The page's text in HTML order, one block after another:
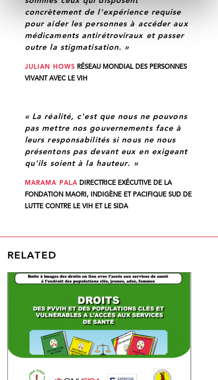
concrètement de l'expérience requise
pour aider les personnes à accéder aux
médicaments antirétroviraux et passer
outre la stigmatisation. »
JULIAN HOWS
RÉSEAU MONDIAL DES PERSONNES
VIVANT AVEC LE VIH
« La réalité, c'est que nous ne pouvons
pas mettre nos gouvernements face à
leurs responsabilités si nous ne nous
présentons pas devant eux en exigeant
qu'ils soient à la hauteur. »
MARAMA PALA DIRECTRICE EXÉCUTIVE DE LA
FONDATION MAORI, INDIGÈNE ET PACIFIQUE SUD DE
LUTTE CONTRE LE VIH ET LE SIDA
RELATED